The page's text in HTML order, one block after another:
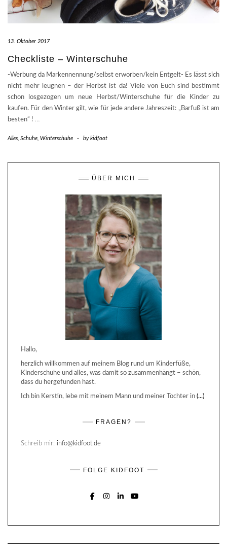
13. Oktober 2017
Checkliste – Winterschuhe
-Werbung da Markennennung/selbst erworben/kein Entgelt- Es lässt sich
nicht mehr leugnen – der Herbst ist da! Viele von Euch sind bestimmt
schon losgezogen um neue Herbst/Winterschuhe für die Kinder zu
kaufen. Für den Winter gilt, wie für jede andere Jahreszeit: „Barfuß ist am
besten“ ! …
Alles, Schuhe, Winterschuhe - bykidfoot
ÜBER MICH
Hallo,
herzlich willkommen auf meinem Blog rund um Kinderfüße,
Kinderschuhe und alles, was damit so zusammenhängt – schön,
dass du hergefunden hast.
Ich bin Kerstin, lebe mit meinem Mann und meiner Tochter in (...)
FRAGEN?
Schreib mir: info@kidfoot.de
FOLGE KIDFOOT